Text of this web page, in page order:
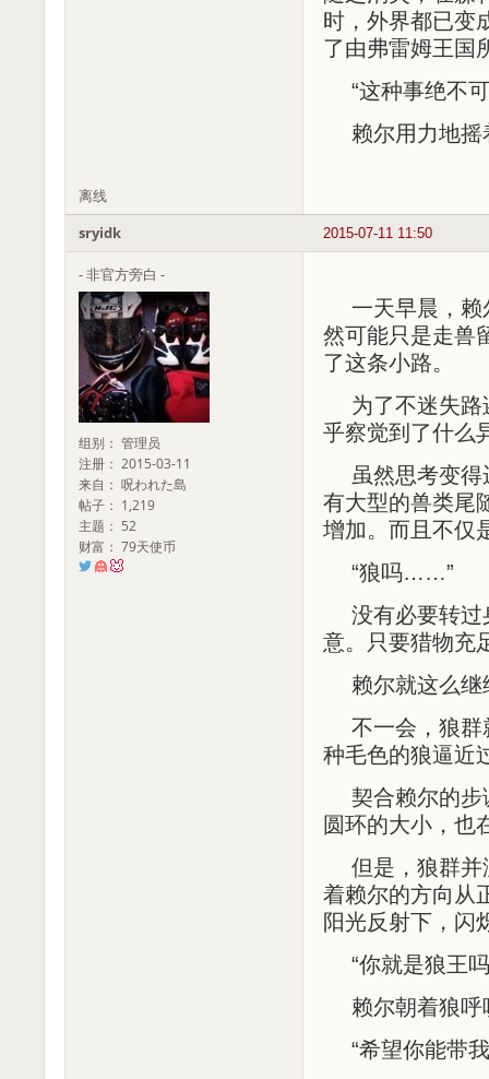
时，外界都已变
了由弗雷姆王国
“这种事绝不
赖尔用力地
离线
2015-07-11 11:50
sryidk
- 非官方旁白 -
组别： 管理员
注册： 2015-03-11
来自： 呪われた島
帖子： 1,219
主题： 52
财富： 79天使币
一天早晨，
然可能只是走兽
了这条小路。
为了不迷失
乎察觉到了什么
虽然思考变
有大型的兽类尾
增加。而且不仅
“狼吗……”
没有必要转
意。只要猎物充
赖尔就这么
不一会，狼
种毛色的狼逼近
契合赖尔的
圆环的大小，也
但是，狼群
着赖尔的方向从
阳光反射下，闪
“你就是狼王
赖尔朝着狼
“希望你能带